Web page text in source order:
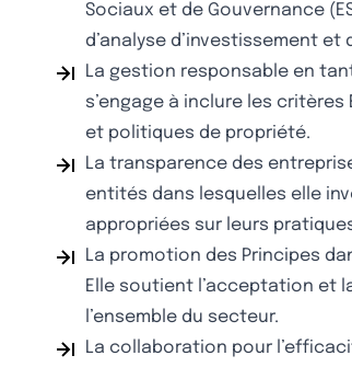
Sociaux et de Gouvernance
d’analyse d’investissement et
La gestion responsable en
s’engage à inclure les
et politiques de propriété.
La transparence des
entités dans lesquelles elle
appropriées sur leurs pratiques
La promotion des Principes
Elle soutient l’acceptation et
l’ensemble du secteur.
La collaboration pour